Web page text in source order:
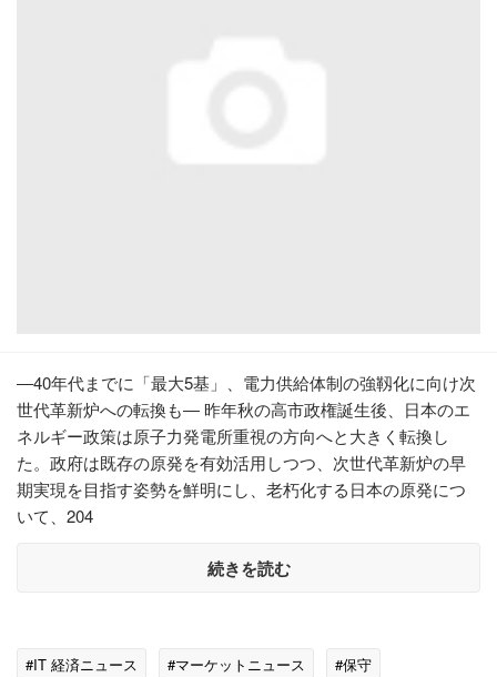
―40年代までに「最大5基」、電力供給体制の強靱化に向け次
世代革新炉への転換も― 昨年秋の高市政権誕生後、日本のエ
ネルギー政策は原子力発電所重視の方向へと大きく転換し
た。政府は既存の原発を有効活用しつつ、次世代革新炉の早
期実現を目指す姿勢を鮮明にし、老朽化する日本の原発につ
いて、204
続きを読む
#IT 経済ニュース #マーケットニュース
#保守